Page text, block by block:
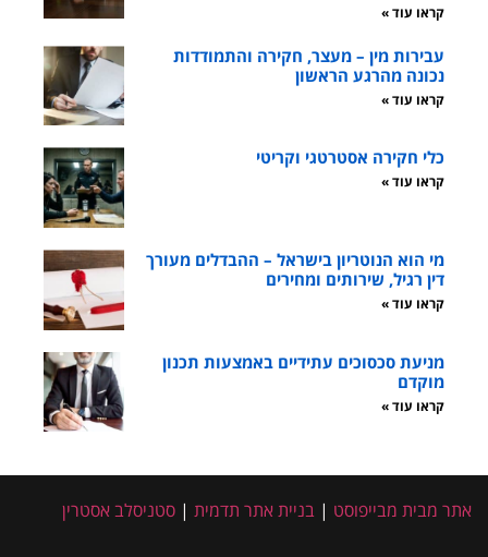
קראו עוד »
עבירות מין – מעצר, חקירה והתמודדות
נכונה מהרגע הראשון
קראו עוד »
כלי חקירה אסטרטגי וקריטי
קראו עוד »
מי הוא הנוטריון בישראל – ההבדלים מעורך
דין רגיל, שירותים ומחירים
קראו עוד »
מניעת סכסוכים עתידיים באמצעות תכנון
מוקדם
קראו עוד »
אתר מבית מבייפוסט | בניית אתר תדמית | סטניסלב אסטרין